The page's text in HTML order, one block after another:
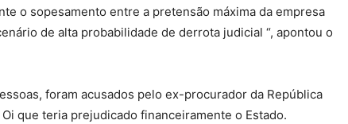
o sopesamento entre a pretensão máxima da empresa
de alta probabilidade de derrota judicial “, apontou o
foram acusados pelo ex-procurador da República
que teria prejudicado financeiramente o Estado.